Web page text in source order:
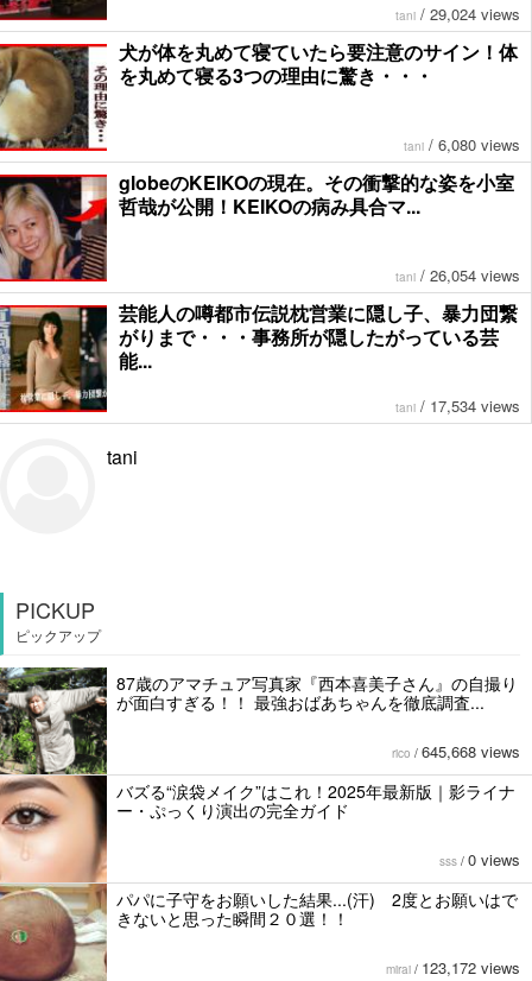
tani / 29,024 views
犬が体を丸めて寝ていたら要注意のサイン！体
を丸めて寝る3つの理由に驚き・・・
tani / 6,080 views
globeのKEIKOの現在。その衝撃的な姿を小室
哲哉が公開！KEIKOの病み具合マ...
tani / 26,054 views
芸能人の噂都市伝説枕営業に隠し子、暴力団繋
がりまで・・・事務所が隠したがっている芸
能...
tani / 17,534 views
tani
PICKUP
ピックアップ
87歳のアマチュア写真家『西本喜美子さん』の自撮り
が面白すぎる！！ 最強おばあちゃんを徹底調査...
rico / 645,668 views
バズる“涙袋メイク”はこれ！2025年最新版｜影ライナ
ー・ぷっくり演出の完全ガイド
sss / 0 views
パパに子守をお願いした結果...(汗) 2度とお願いはで
きないと思った瞬間２０選！！
mirai / 123,172 views